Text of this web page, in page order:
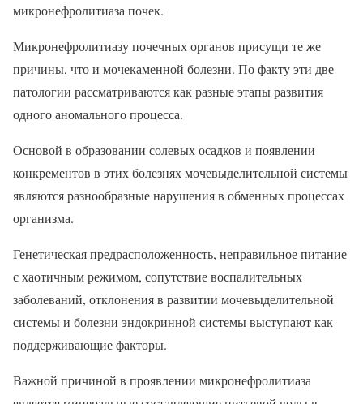
микронефролитиаза почек.
Микронефролитиазу почечных органов присущи те же
причины, что и мочекаменной болезни. По факту эти две
патологии рассматриваются как разные этапы развития
одного аномального процесса.
Основой в образовании солевых осадков и появлении
конкрементов в этих болезнях мочевыделительной системы
являются разнообразные нарушения в обменных процессах
организма.
Генетическая предрасположенность, неправильное питание
с хаотичным режимом, сопутствие воспалительных
заболеваний, отклонения в развитии мочевыделительной
системы и болезни эндокринной системы выступают как
поддерживающие факторы.
Важной причиной в проявлении микронефролитиаза